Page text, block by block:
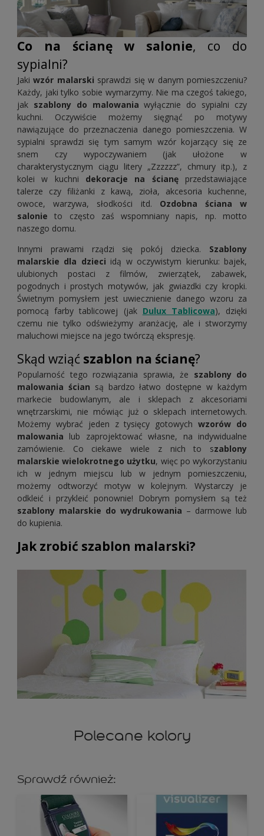
Co na ścianę w salonie, co do
sypialni?
Jakiwzór malarski sprawdzi się w danym pomieszczeniu?
Każdy, jaki tylko sobie wymarzymy. Nie ma czegoś takiego,
jak szablony do malowania wyłącznie do sypialni czy
kuchni. Oczywiście możemy sięgnąć po motywy
nawiązujące do przeznaczenia danego pomieszczenia. W
sypialni sprawdzi się tym samym wzór kojarzący się ze
snem czy wypoczywaniem (jak ułożone w
charakterystycznym ciągu litery „Zzzzzz”, chmury itp.), z
kolei w kuchni dekoracje na ścianęprzedstawiające
talerze czy filiżanki z kawą, zioła, akcesoria kuchenne,
owoce, warzywa, słodkości itd. Ozdobna ściana w
salonie to często zaś wspomniany napis, np. motto
naszego domu.
Innymi prawami rządzi się pokój dziecka. Szablony
malarskie dla dzieci idą w oczywistym kierunku: bajek,
ulubionych postaci z filmów, zwierzątek, zabawek,
pogodnych i prostych motywów, jak gwiazdki czy kropki.
Świetnym pomysłem jest uwiecznienie danego wzoru za
pomocą farby tablicowej (jak Dulux Tablicowa), dzięki
czemu nie tylko odświeżymy aranżację, ale i stworzymy
maluchowi miejsce na jego twórczą ekspresję.
Skąd wziąć szablon na ścianę?
Popularność tego rozwiązania sprawia, że szablony do
malowania ścian są bardzo łatwo dostępne w każdym
markecie budowlanym, ale i sklepach z akcesoriami
wnętrzarskimi, nie mówiąc już o sklepach internetowych.
Możemy wybrać jeden z tysięcy gotowychwzorów do
malowania lub zaprojektować własne, na indywidualne
zamówienie. Co ciekawe wiele z nich to szablony
malarskie wielokrotnego użytku, więc po wykorzystaniu
ich w jednym miejscu lub w jednym pomieszczeniu,
możemy odtworzyć motyw w kolejnym. Wystarczy je
odkleić i przykleić ponownie! Dobrym pomysłem są też
szablony malarskie do wydrukowania – darmowe lub
do kupienia.
Jak zrobić szablon malarski?
Polecane kolory
Sprawdź również: